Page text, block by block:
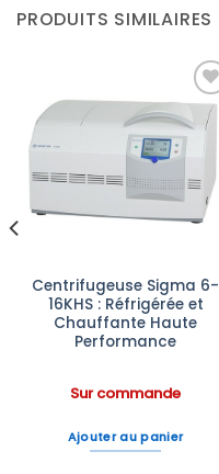
PRODUITS SIMILAIRES
Ajouter
à la liste
d’envies
Centrifugeuse Sigma 6-
16KHS : Réfrigérée et
Chauffante Haute
Performance
Sur commande
Ajouter au panier